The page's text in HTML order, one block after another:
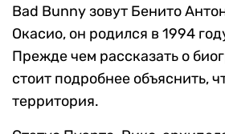
Bad Bunny зовут Бенито
Окасио, он родился в 1994
Прежде чем рассказать о
стоит подробнее объяснить,
территория.